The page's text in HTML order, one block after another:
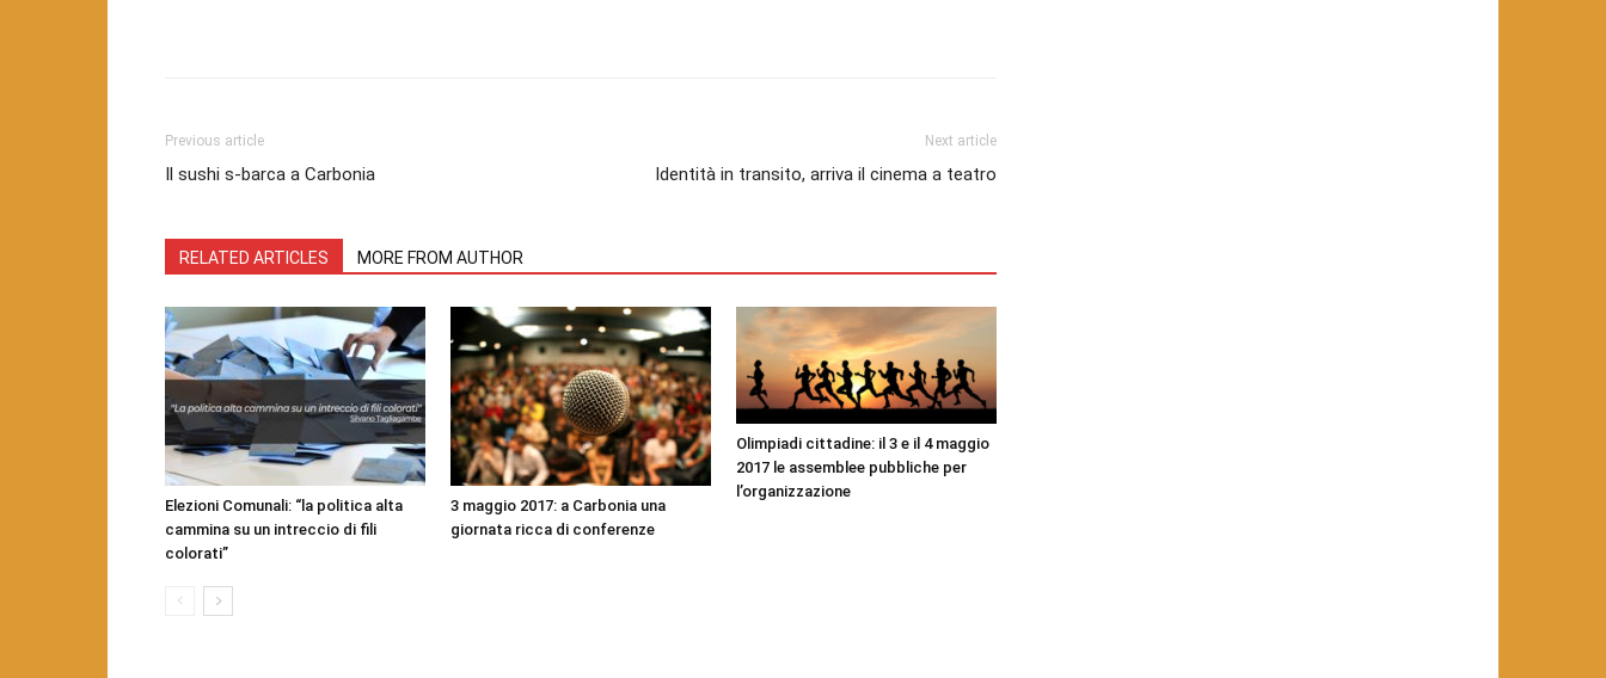
Previous article
Il sushi s-barca a Carbonia
Next article
Identità in transito, arriva il cinema a teatro
RELATED ARTICLES MORE FROM AUTHOR
Elezioni Comunali: “la politica alta
cammina su un intreccio di fili
colorati”
3 maggio 2017: a Carbonia una
giornata ricca di conferenze
Olimpiadi cittadine: il 3 e il 4 maggio
2017 le assemblee pubbliche per
l’organizzazione